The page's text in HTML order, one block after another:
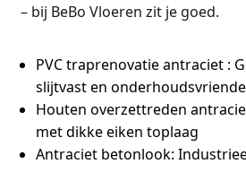
– bij BeBo Vloeren zit je goed.
PVC traprenovatie antraciet :
slijtvast en
Houten overzettreden
met dikke eiken toplaag
Antraciet betonlook: